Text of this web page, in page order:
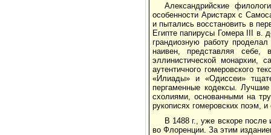
Александрийские
особенности Аристарх с
и пытались восстановить в
Египте папирусы Гомера III в.
грандиозную работу
наивен, представляя себе,
эллинистической монархии,
аутентичного гомеровского
«Илиады» и «Одиссеи»
пергаменные кодексы.
схолиями, основанными на
рукописях гомеровских поэм,
В 1488 г., уже вскоре
во Флоренции. За этим